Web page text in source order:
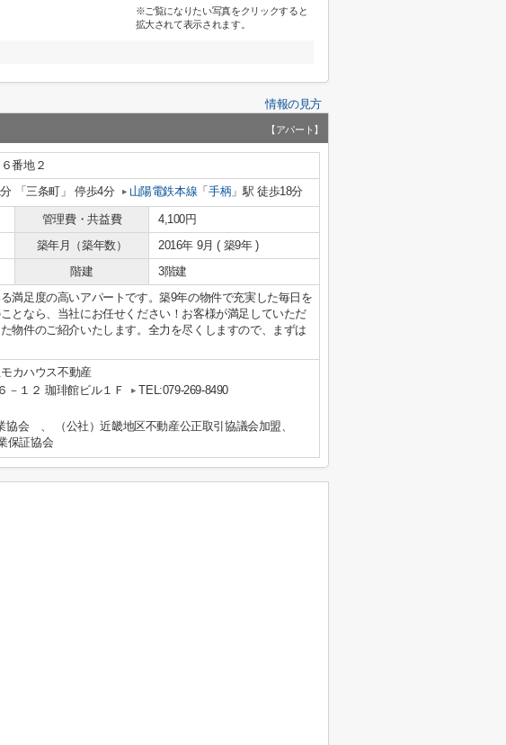
※ご覧になりたい写真をクリックすると
拡大されて表示されます。
情報の見方
【アパート】
番地２
「三条町」 停歩4分 山陽電鉄本線 「 手柄」駅 徒歩18分
管理費・共益費
4,100円
築年月（築年数）
2016年 9月 ( 築9年 )
階建 3階建
満足度の高いアパートです。築9年の物件で充実した毎日を
となら、当社にお任せください！お客様が満足していただ
物件のご紹介いたします。全力を尽くしますので、まずは
カハウス不動産
－１２ 珈琲館ビル１Ｆ
TEL:079-269-8490
協会 、 （公社）近畿地区不動産公正取引協議会加盟、
保証協会